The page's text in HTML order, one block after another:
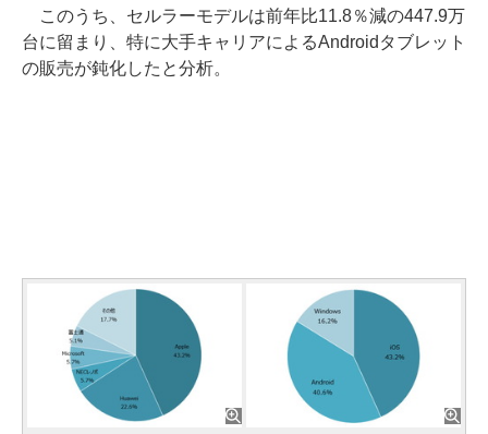
このうち、セルラーモデルは前年比11.8％減の447.9万
台に留まり、特に大手キャリアによるAndroidタブレット
の販売が鈍化したと分析。